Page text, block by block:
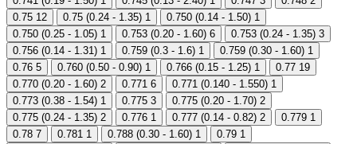
0.75 12 0.75 (0.24 - 1.35) 1 0.750 (0.14 - 1.50) 1
0.750 (0.25 - 1.05) 1 0.753 (0.20 - 1.60) 6 0.753 (0.24 - 1.35) 3
0.756 (0.14 - 1.31) 1 0.759 (0.3 - 1.6) 1 0.759 (0.30 - 1.60) 1
0.76 5 0.760 (0.50 - 0.90) 1 0.766 (0.15 - 1.25) 1 0.77 19
0.770 (0.20 - 1.60) 2 0.771 6 0.771 (0.140 - 1.550) 1
0.773 (0.38 - 1.54) 1 0.775 3 0.775 (0.20 - 1.70) 2
0.775 (0.24 - 1.35) 2 0.776 1 0.777 (0.14 - 0.82) 2 0.779 1
0.78 7 0.781 1 0.788 (0.30 - 1.60) 1 0.79 1